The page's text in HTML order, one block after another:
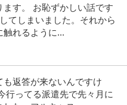
す。 お恥ずかしい話です
てしまいました。それから
触れるように...
返答が来ないんですけ
行ってる派遣先で先々月に